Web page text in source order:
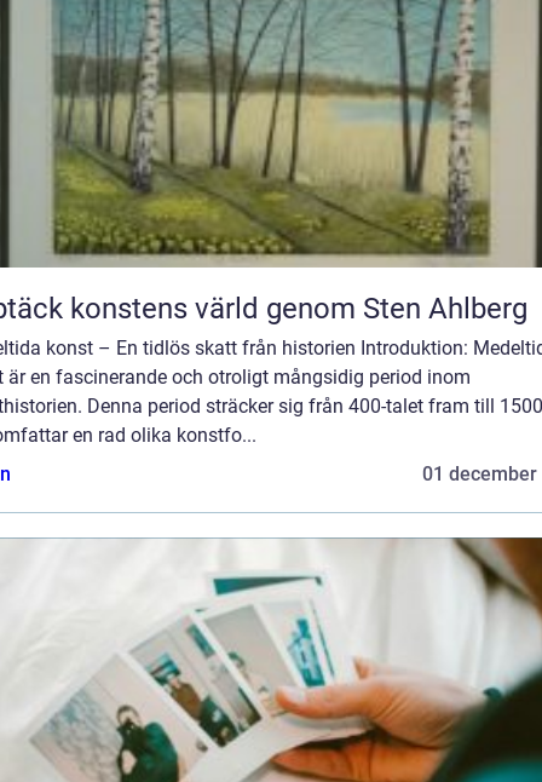
konstens värld genom Sten Ahlberg
konst – En tidlös skatt från historien Introduktion:
är en fascinerande och otroligt mångsidig period inom
Denna period sträcker sig från 400-talet fram till
en rad olika konstfo...
01 december